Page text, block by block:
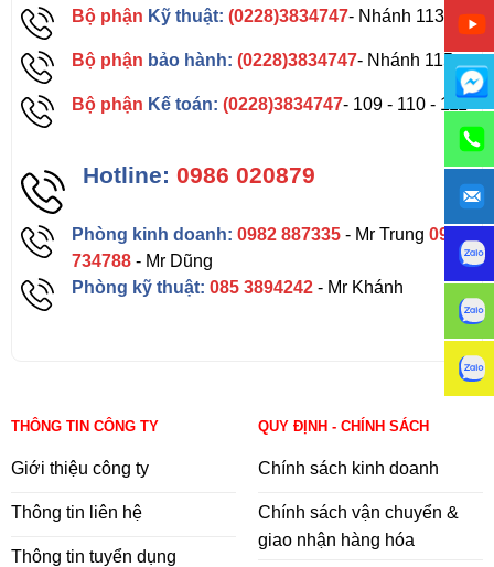
Bộ phận Kỹ thuật: (0228)3834747- Nhánh 113
Bộ phận bảo hành: (0228)3834747- Nhánh 115
Bộ phận Kế toán: (0228)3834747- 109 - 110 - 111
Hotline: 0986 020879
Phòng kinh doanh: 0982 887335 - Mr Trung0962
734788 - Mr Dũng
Phòng kỹ thuật:085 3894242 - Mr Khánh
THÔNG TIN CÔNG TY
Giới thiệu công ty
Thông tin liên hệ
Thông tin tuyển dụng
QUY ĐỊNH - CHÍNH SÁCH
Chính sách kinh doanh
Chính sách vận chuyển &
giao nhận hàng hóa